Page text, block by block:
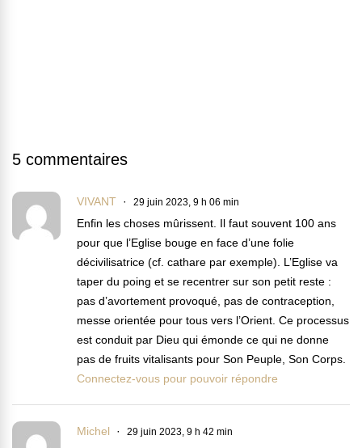
5 commentaires
VIVANT 29 juin 2023, 9 h 06 min
Enfin les choses mûrissent. Il faut souvent 100 ans
pour que l’Eglise bouge en face d’une folie
décivilisatrice (cf. cathare par exemple). L’Eglise va
taper du poing et se recentrer sur son petit reste :
pas d’avortement provoqué, pas de contraception,
messe orientée pour tous vers l’Orient. Ce processus
est conduit par Dieu qui émonde ce qui ne donne
pas de fruits vitalisants pour Son Peuple, Son Corps.
Connectez-vous pour pouvoir répondre
Michel 29 juin 2023, 9 h 42 min